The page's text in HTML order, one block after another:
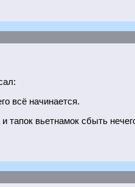
всё начинается.
тапок вьетнамок сбыть